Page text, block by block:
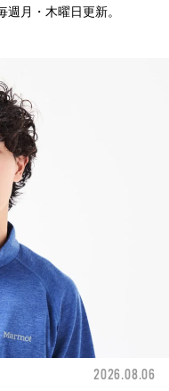
月・木曜日更新。
2026.08.06